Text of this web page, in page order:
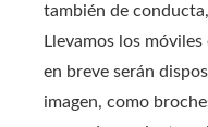
también de
Llevamos los
en breve serán
imagen, como